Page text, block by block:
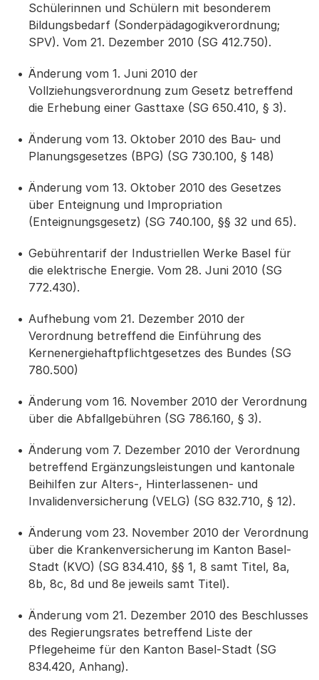
Schülerinnen und Schülern mit besonderem
Bildungsbedarf (Sonderpädagogikverordnung;
SPV). Vom 21. Dezember 2010 (SG 412.750).
Änderung vom 1. Juni 2010 der
Vollziehungsverordnung zum Gesetz betreffend
die Erhebung einer Gasttaxe (SG 650.410, § 3).
Änderung vom 13. Oktober 2010 des Bau- und
Planungsgesetzes (BPG) (SG 730.100, § 148)
Änderung vom 13. Oktober 2010 des Gesetzes
über Enteignung und Impropriation
(Enteignungsgesetz) (SG 740.100, §§ 32 und 65).
Gebührentarif der Industriellen Werke Basel für
die elektrische Energie. Vom 28. Juni 2010 (SG
772.430).
Aufhebung vom 21. Dezember 2010 der
Verordnung betreffend die Einführung des
Kernenergiehaftpflichtgesetzes des Bundes (SG
780.500)
Änderung vom 16. November 2010 der Verordnung
über die Abfallgebühren (SG 786.160, § 3).
Änderung vom 7. Dezember 2010 der Verordnung
betreffend Ergänzungsleistungen und kantonale
Beihilfen zur Alters-, Hinterlassenen- und
Invalidenversicherung (VELG) (SG 832.710, § 12).
Änderung vom 23. November 2010 der Verordnung
über die Krankenversicherung im Kanton Basel-
Stadt (KVO) (SG 834.410, §§ 1, 8 samt Titel, 8a,
8b, 8c, 8d und 8e jeweils samt Titel).
Änderung vom 21. Dezember 2010 des Beschlusses
des Regierungsrates betreffend Liste der
Pflegeheime für den Kanton Basel-Stadt (SG
834.420, Anhang).